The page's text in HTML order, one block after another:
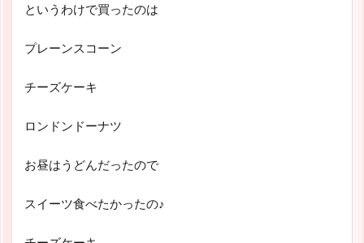
というわけで買ったのは
プレーンスコーン
チーズケーキ
ロンドンドーナツ
お昼はうどんだったので
スイーツ食べたかったの♪